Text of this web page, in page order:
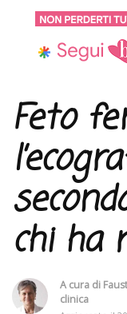
Feto
chi ha
A cura di
clinica